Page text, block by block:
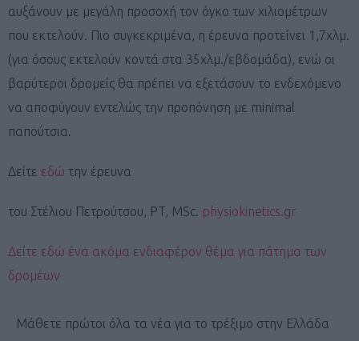
αυξάνουν με μεγάλη προσοχή τον όγκο των χιλιομέτρων
που εκτελούν. Πιο συγκεκριμένα, η έρευνα προτείνει 1,7χλμ.
(για όσους εκτελούν κοντά στα 35χλμ./εβδομάδα), ενώ οι
βαρύτεροι δρομείς θα πρέπει να εξετάσουν το ενδεχόμενο
να αποφύγουν εντελώς την προπόνηση με minimal
παπούτσια.
Δείτε εδώ την έρευνα
του Στέλιου Πετρούτσου, PT, MSc. physiokinetics.gr
Δείτε εδώ ένα ακόμα ενδιαφέρον θέμα για πάτημα των
δρομέων
Μάθετε πρώτοι όλα τα νέα για το τρέξιμο στην Ελλάδα